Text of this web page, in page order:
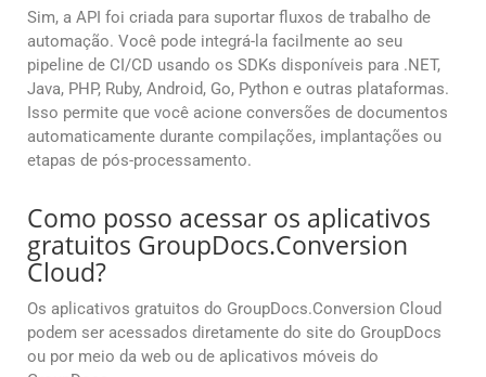
Sim, a API foi criada para suportar fluxos de trabalho de
automação. Você pode integrá-la facilmente ao seu
pipeline de CI/CD usando os SDKs disponíveis para .NET,
Java, PHP, Ruby, Android, Go, Python e outras plataformas.
Isso permite que você acione conversões de documentos
automaticamente durante compilações, implantações ou
etapas de pós-processamento.
Como posso acessar os aplicativos
gratuitos GroupDocs.Conversion
Cloud?
Os aplicativos gratuitos do GroupDocs.Conversion Cloud
podem ser acessados diretamente do site do GroupDocs
ou por meio da web ou de aplicativos móveis do